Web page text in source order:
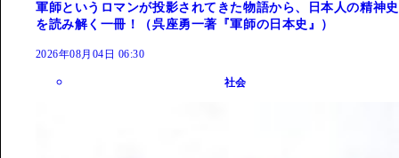
軍師というロマンが投影されてきた物語から、日本人の精神史
を読み解く一冊！（呉座勇一著『軍師の日本史』）
2026年08月04日 06:30
社会